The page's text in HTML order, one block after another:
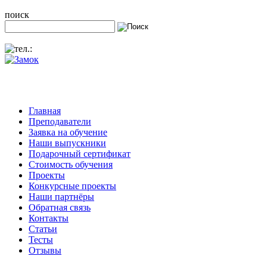
поиск
Главная
Преподаватели
Заявка на обучение
Наши выпускники
Подарочный сертификат
Стоимость обучения
Проекты
Конкурсные проекты
Наши партнёры
Обратная связь
Контакты
Статьи
Тесты
Отзывы